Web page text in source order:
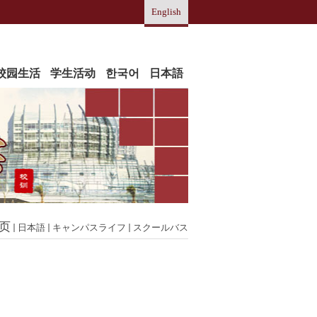
English
园生活 学生活动 한국어 日本語
日本語 キャンパスライフ スクールバス